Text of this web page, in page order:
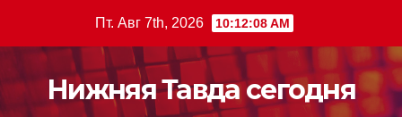
содержимому
Пт. Авг 7th, 2026 10:12:09 AM
Нижняя Тавда сегодня